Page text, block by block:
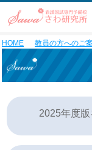
HOME 教員の方へのご
2025年度